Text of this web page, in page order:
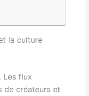
la culture
Les flux
de créateurs et